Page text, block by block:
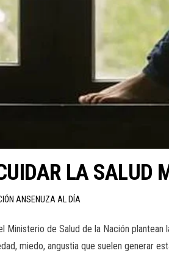
LA SALUD
ANSENUZA AL DÍA
Ministerio de Salud de la Nación
miedo, angustia que suelen generar